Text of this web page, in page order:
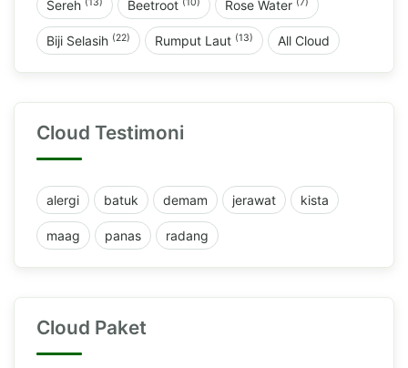
Sereh Beetroot Rose Water
Biji Selasih (22) Rumput Laut (13) All Cloud
Cloud Testimoni
alergi batuk demam jerawat kista
maag panas radang
Cloud Paket